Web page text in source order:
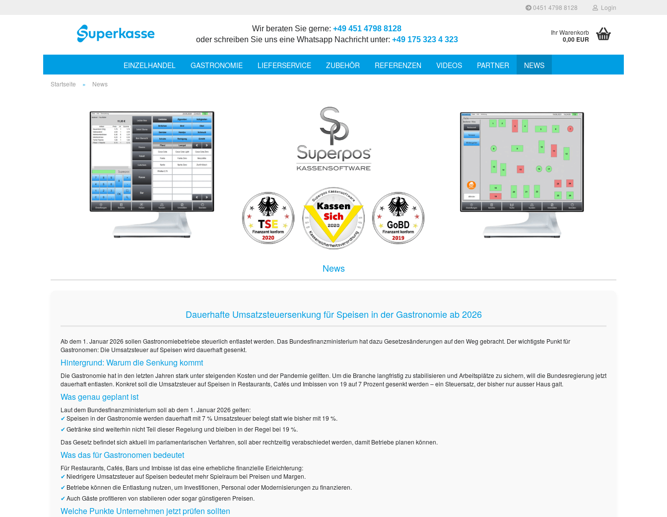
0451 4798 8128 Login
Wir beraten Sie gerne:+49 451 4798 8128
oder schreiben Sie uns eine Whatsapp Nachricht unter: +49 175 323 4 323
Ihr Warenkorb
0,00 EUR
EINZELHANDEL GASTRONOMIE LIEFERSERVICE ZUBEHÖR REFERENZEN VIDEOS PARTNER NEWS
Startseite » News
News
Dauerhafte Umsatzsteuersenkung für Speisen in der Gastronomie ab 2026
Ab dem 1. Januar 2026 sollen Gastronomiebetriebe steuerlich entlastet werden. Das Bundesfinanzministerium hat dazu Gesetzesänderungen auf den Weg gebracht. Der wichtigste Punkt für
Gastronomen: Die Umsatzsteuer auf Speisen wird dauerhaft gesenkt.
Hintergrund: Warum die Senkung kommt
Die Gastronomie hat in den letzten Jahren stark unter steigenden Kosten und der Pandemie gelitten. Um die Branche langfristig zu stabilisieren und Arbeitsplätze zu sichern, will die Bundesregierung jetzt
dauerhaft entlasten. Konkret soll die Umsatzsteuer auf Speisen in Restaurants, Cafés und Imbissen von 19 auf 7 Prozent gesenkt werden – ein Steuersatz, der bisher nur ausser Haus galt.
Was genau geplant ist
Laut dem Bundesfinanzministerium soll ab dem 1. Januar 2026 gelten:
Speisen in der Gastronomie werden dauerhaft mit 7 % Umsatzsteuer belegt statt wie bisher mit 19 %.
Getränke sind weiterhin nicht Teil dieser Regelung und bleiben in der Regel bei 19 %.
Das Gesetz befindet sich aktuell im parlamentarischen Verfahren, soll aber rechtzeitig verabschiedet werden, damit Betriebe planen können.
Was das für Gastronomen bedeutet
Für Restaurants, Cafés, Bars und Imbisse ist das eine erhebliche finanzielle Erleichterung:
Niedrigere Umsatzsteuer auf Speisen bedeutet mehr Spielraum bei Preisen und Margen.
Betriebe können die Entlastung nutzen, um Investitionen, Personal oder Modernisierungen zu finanzieren.
Auch Gäste profitieren von stabileren oder sogar günstigeren Preisen.
Welche Punkte Unternehmen jetzt prüfen sollten